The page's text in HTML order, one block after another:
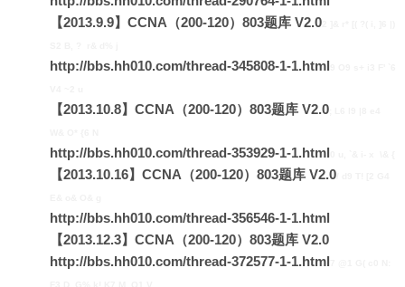
【2013.9.9】CCNA（200-120）803题库 V2.0
http://bbs.hh010.com/thread-345808-1-1.html
【2013.10.8】CCNA（200-120）803题库 V2.0
http://bbs.hh010.com/thread-353929-1-1.html
【2013.10.16】CCNA（200-120）803题库 V2.0
http://bbs.hh010.com/thread-356546-1-1.html
【2013.12.3】CCNA（200-120）803题库 V2.0
http://bbs.hh010.com/thread-372577-1-1.html